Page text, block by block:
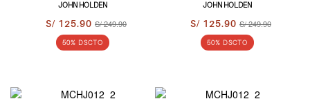
JOHN HOLDEN
S/ 125.90 S/ 249.90
50% DSCTO
JOHN HOLDEN
S/ 125.90 S/ 249.90
50% DSCTO